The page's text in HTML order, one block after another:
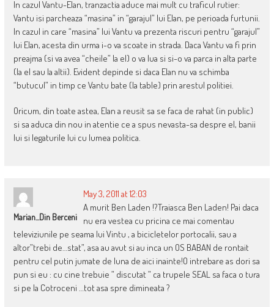
In cazul Vantu-Elan, tranzactia aduce mai mult cu traficul rutier:
Vantu isi parcheaza “masina” in “garajul” lui Elan, pe perioada furtunii.
In cazul in care “masina” lui Vantu va prezenta riscuri pentru “garajul”
lui Elan, acesta din urma i-o va scoate in strada. Daca Vantu va fi prin
preajma (si va avea “cheile” la el) o va lua si si-o va parca in alta parte
(la el sau la altii). Evident depinde si daca Elan nu va schimba
“butucul” in timp ce Vantu bate (la table) prin arestul politiei.
Oricum, din toate astea, Elan a reusit sa se faca de rahat (in public)
si sa aduca din nou in atentie ce a spus nevasta-sa despre el, banii
lui si legaturile lui cu lumea politica.
Marian...din Berceni
May 3, 2011 at 12:03
A murit Ben Laden !?Traiasca Ben Laden! Pai daca
nu era vestea cu pricina ce mai comentau
televiziunile pe seama lui Vintu , a bicicletelor portocalii, sau a
altor”trebi de…stat”, asa au avut si au inca un OS BABAN de rontait
pentru cel putin jumate de luna de aici inainte!O intrebare as dori sa
pun si eu : cu cine trebuie ” discutat ” ca trupele SEAL sa faca o tura
si pe la Cotroceni …tot asa spre dimineata ?